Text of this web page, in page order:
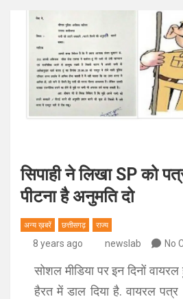
सिपाही ने लिखा SP को
पीटना है अनुमति दो
अन्य ख़बरें छत्तीसगढ़ राज्य
8 years ago newslab No
सोशल मीडिया पर इन दिनों
हैरत में डाल दिया है. वायरल